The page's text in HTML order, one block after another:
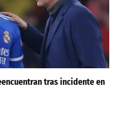
tras incidente en